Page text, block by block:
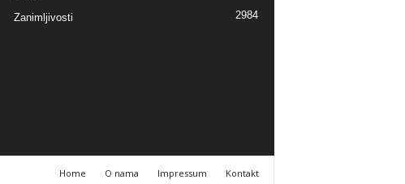
Zanimljivosti 2984
Home O nama Impressum Kontakt